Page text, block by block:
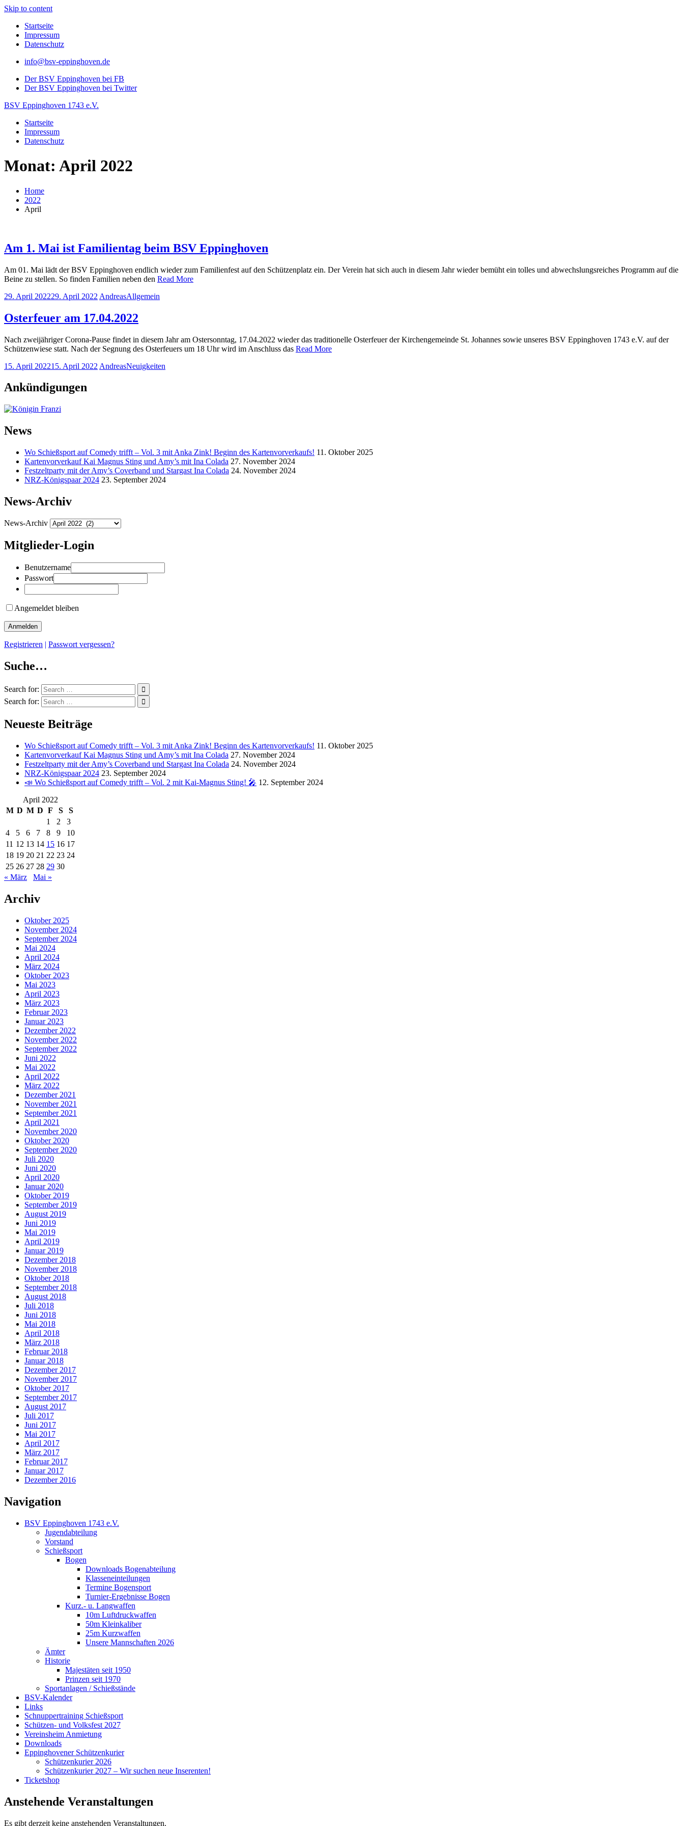
Skip to content
Startseite
Impressum
Datenschutz
info@bsv-eppinghoven.de
Der BSV Eppinghoven bei FB
Der BSV Eppinghoven bei Twitter
BSV Eppinghoven 1743 e.V.
Startseite
Impressum
Datenschutz
Monat: April 2022
Home
2022
April
Am 1. Mai ist Familientag beim BSV Eppinghoven
Am 01. Mai lädt der BSV Eppinghoven endlich wieder zum Familienfest auf den Schützenplatz ein. Der Verein hat sich auch in diesem Jahr wieder bemüht ein tolles und abwechslungsreiches Programm auf die
Beine zu stellen. So finden Familien neben den Read More
29. April 202229. April 2022 AndreasAllgemein
Osterfeuer am 17.04.2022
Nach zweijähriger Corona-Pause findet in diesem Jahr am Ostersonntag, 17.04.2022 wieder das traditionelle Osterfeuer der Kirchengemeinde St. Johannes sowie unseres BSV Eppinghoven 1743 e.V. auf der
Schützenwiese statt. Nach der Segnung des Osterfeuers um 18 Uhr wird im Anschluss das Read More
15. April 202215. April 2022 AndreasNeuigkeiten
Ankündigungen
News
Wo Schießsport auf Comedy trifft – Vol. 3 mit Anka Zink! Beginn des Kartenvorverkaufs! 11. Oktober 2025
Kartenvorverkauf Kai Magnus Sting und Amy’s mit Ina Colada 27. November 2024
Festzeltparty mit der Amy’s Coverband und Stargast Ina Colada 24. November 2024
NRZ-Königspaar 2024 23. September 2024
News-Archiv
News-Archiv
Mitglieder-Login
Benutzername
Passwort
Angemeldet bleiben
Registrieren | Passwort vergessen?
Suche…
Search for:
Search for:
Neueste Beiträge
Wo Schießsport auf Comedy trifft – Vol. 3 mit Anka Zink! Beginn des Kartenvorverkaufs! 11. Oktober 2025
Kartenvorverkauf Kai Magnus Sting und Amy’s mit Ina Colada 27. November 2024
Festzeltparty mit der Amy’s Coverband und Stargast Ina Colada 24. November 2024
NRZ-Königspaar 2024 23. September 2024
📣 Wo Schießsport auf Comedy trifft – Vol. 2 mit Kai-Magnus Sting! 🎤 12. September 2024
April 2022
M D M D F S
S
1
2
3
4
5 6 7 8 9
10
11 12 13 14 15 16 17
18 19 20 21 22 23 24
25 26 27 28 29 30
« März
Mai »
Archiv
Oktober 2025
November 2024
September 2024
Mai 2024
April 2024
März 2024
Oktober 2023
Mai 2023
April 2023
März 2023
Februar 2023
Januar 2023
Dezember 2022
November 2022
September 2022
Juni 2022
Mai 2022
April 2022
März 2022
Dezember 2021
November 2021
September 2021
April 2021
November 2020
Oktober 2020
September 2020
Juli 2020
Juni 2020
April 2020
Januar 2020
Oktober 2019
September 2019
August 2019
Juni 2019
Mai 2019
April 2019
Januar 2019
Dezember 2018
November 2018
Oktober 2018
September 2018
August 2018
Juli 2018
Juni 2018
Mai 2018
April 2018
März 2018
Februar 2018
Januar 2018
Dezember 2017
November 2017
Oktober 2017
September 2017
August 2017
Juli 2017
Juni 2017
Mai 2017
April 2017
März 2017
Februar 2017
Januar 2017
Dezember 2016
Navigation
BSV Eppinghoven 1743 e.V.
Jugendabteilung
Vorstand
Schießsport
Bogen
Downloads Bogenabteilung
Klasseneinteilungen
Termine Bogensport
Turnier-Ergebnisse Bogen
Kurz.- u. Langwaffen
10m Luftdruckwaffen
50m Kleinkaliber
25m Kurzwaffen
Unsere Mannschaften 2026
Ämter
Historie
Majestäten seit 1950
Prinzen seit 1970
Sportanlagen / Schießstände
BSV-Kalender
Links
Schnuppertraining Schießsport
Schützen- und Volksfest 2027
Vereinsheim Anmietung
Downloads
Eppinghovener Schützenkurier
Schützenkurier 2026
Schützenkurier 2027 – Wir suchen neue Inserenten!
Ticketshop
Anstehende Veranstaltungen
Es gibt derzeit keine anstehenden Veranstaltungen.